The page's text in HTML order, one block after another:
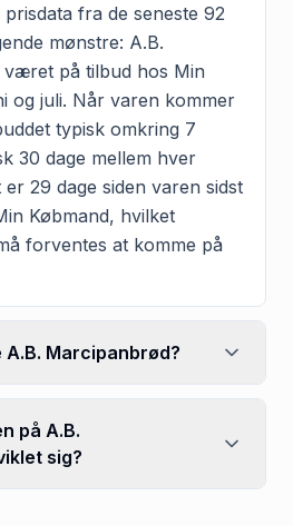
fra de seneste 92
mønstre: A.B.
på tilbud hos Min
og juli. Når varen kommer
typisk omkring 7
30 dage mellem hver
29 dage siden varen sidst
Købmand, hvilket
forventes at komme på
Marcipanbrød?
på A.B.
sig?